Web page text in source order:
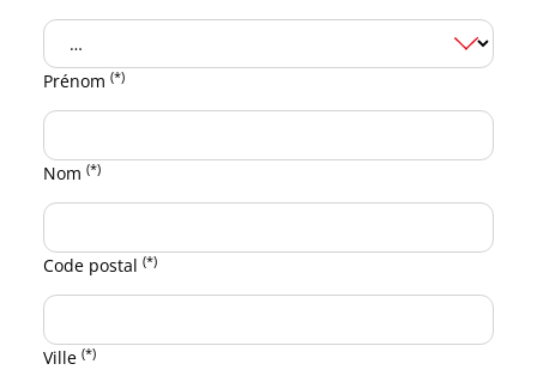
Prénom(*)
Nom(*)
Code postal(*)
Ville(*)